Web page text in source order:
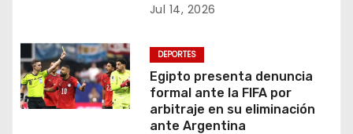
n
t
r
Jul 14, 2026
DEPORTES
Egipto presenta denuncia
formal ante la FIFA por
arbitraje en su eliminación
ante Argentina